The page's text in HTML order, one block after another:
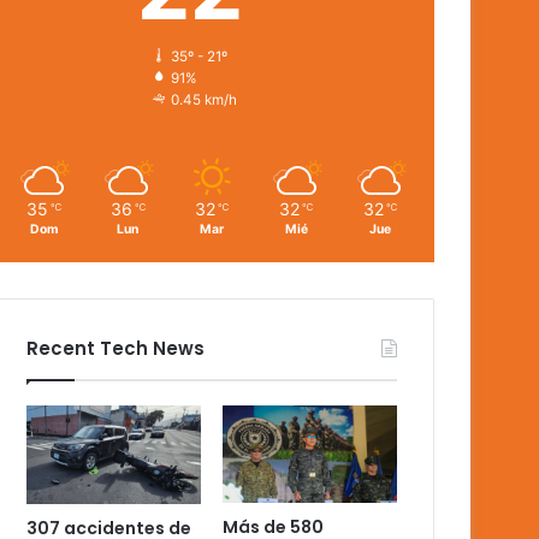
35º - 21º
91%
0.45 km/h
35 ℃
Dom
36 ℃
Lun
32 ℃
Mar
32 ℃
Mié
32 ℃
Jue
Recent Tech News
307 accidentes de
Más de 580